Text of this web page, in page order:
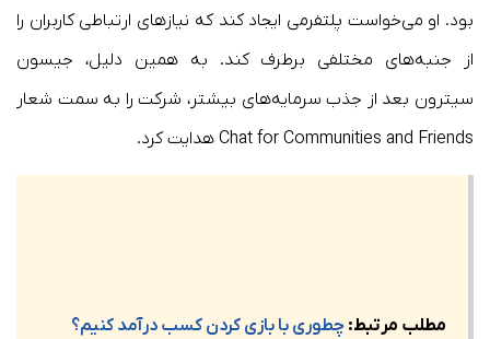
بود. او می‌خواست پلتفرمی ایجاد کند که نیازهای ارتباطی کاربران را
از جنبه‌های مختلفی برطرف کند. به همین دلیل، جیسون
سیترون بعد از جذب سرمایه‌های بیشتر، شرکت را به سمت شعار
Chat for Communities and Friends هدایت کرد.
مطلب مرتبط: چطوری با بازی کردن کسب درآمد کنیم؟